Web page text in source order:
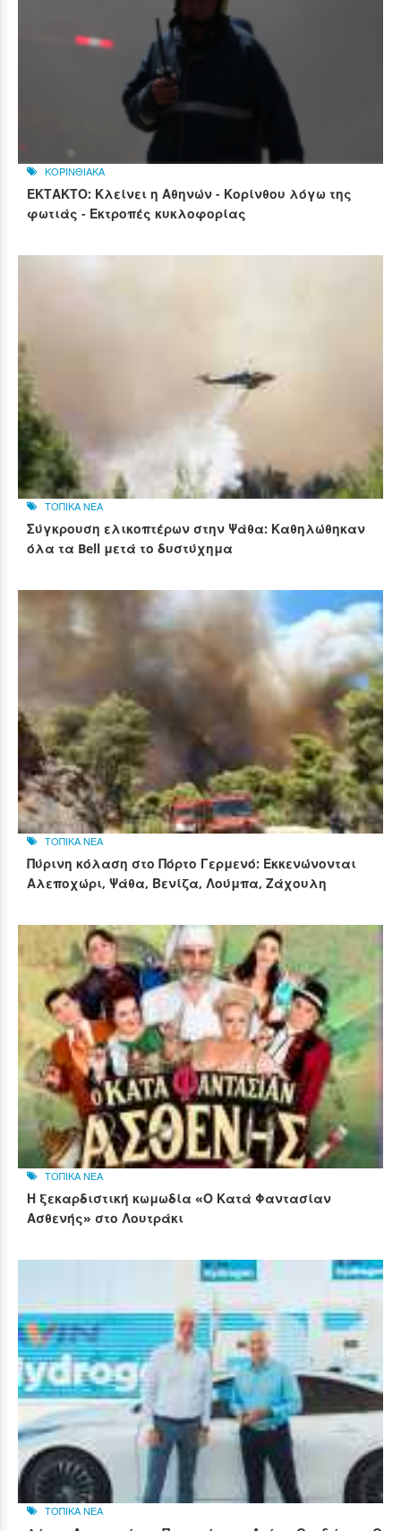
ΚΟΡΙΝΘΙΑΚΑ
ΕΚΤΑΚΤΟ: Κλείνει η Αθηνών - Κορίνθου λόγω της
φωτιάς - Εκτροπές κυκλοφορίας
ΤΟΠΙΚΑ ΝΕΑ
Σύγκρουση ελικοπτέρων στην Ψάθα: Καθηλώθηκαν
όλα τα Bell μετά το δυστύχημα
ΤΟΠΙΚΑ ΝΕΑ
Πύρινη κόλαση στο Πόρτο Γερμενό: Εκκενώνονται
Αλεποχώρι, Ψάθα, Βενίζα, Λούμπα, Ζάχουλη
ΤΟΠΙΚΑ ΝΕΑ
Η ξεκαρδιστική κωμωδία «Ο Κατά Φαντασίαν
Ασθενής» στο Λουτράκι
ΤΟΠΙΚΑ ΝΕΑ